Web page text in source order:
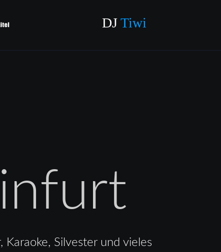
Silvester und vieles
DJ Tiwi